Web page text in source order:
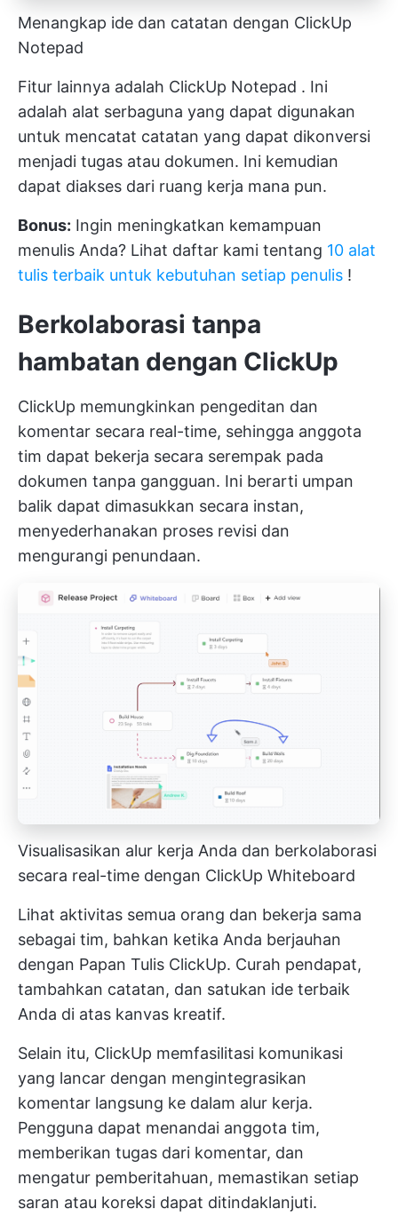
Menangkap ide dan catatan dengan ClickUp
Notepad
Fitur lainnya adalah ClickUp Notepad . Ini
adalah alat serbaguna yang dapat digunakan
untuk mencatat catatan yang dapat dikonversi
menjadi tugas atau dokumen. Ini kemudian
dapat diakses dari ruang kerja mana pun.
Bonus: Ingin meningkatkan kemampuan
menulis Anda? Lihat daftar kami tentang 10 alat
tulis terbaik untuk kebutuhan setiap penulis !
Berkolaborasi tanpa
hambatan dengan ClickUp
ClickUp memungkinkan pengeditan dan
komentar secara real-time, sehingga anggota
tim dapat bekerja secara serempak pada
dokumen tanpa gangguan. Ini berarti umpan
balik dapat dimasukkan secara instan,
menyederhanakan proses revisi dan
mengurangi penundaan.
Visualisasikan alur kerja Anda dan berkolaborasi
secara real-time dengan ClickUp Whiteboard
Lihat aktivitas semua orang dan bekerja sama
sebagai tim, bahkan ketika Anda berjauhan
dengan Papan Tulis ClickUp. Curah pendapat,
tambahkan catatan, dan satukan ide terbaik
Anda di atas kanvas kreatif.
Selain itu, ClickUp memfasilitasi komunikasi
yang lancar dengan mengintegrasikan
komentar langsung ke dalam alur kerja.
Pengguna dapat menandai anggota tim,
memberikan tugas dari komentar, dan
mengatur pemberitahuan, memastikan setiap
saran atau koreksi dapat ditindaklanjuti.